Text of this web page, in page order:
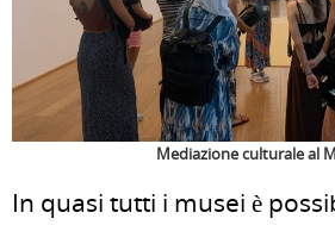
Mediazione culturale al
In quasi tutti i musei è